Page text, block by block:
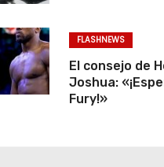
FLASHNEWS
El consejo de
Joshua:
Fury!»